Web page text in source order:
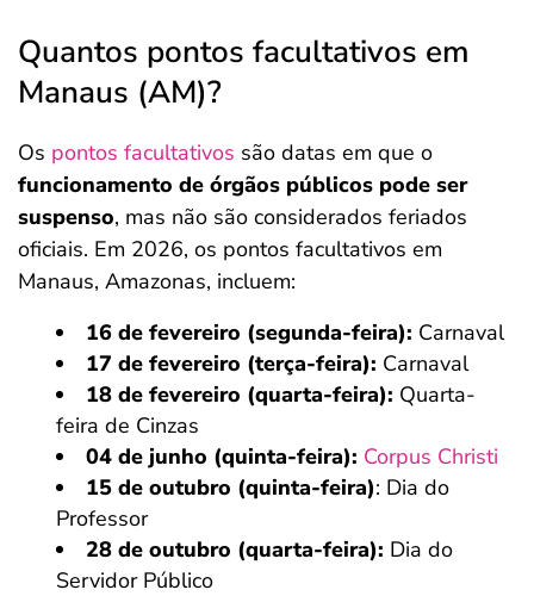
Quantos pontos facultativos em
Manaus (AM)?
Os pontos facultativos são datas em que o
funcionamento de órgãos públicos pode ser
suspenso, mas não são considerados feriados
oficiais. Em 2026, os pontos facultativos em
Manaus, Amazonas, incluem:
16 de fevereiro (segunda-feira): Carnaval
17 de fevereiro (terça-feira): Carnaval
18 de fevereiro (quarta-feira): Quarta-
feira de Cinzas
04 de junho (quinta-feira): Corpus Christi
15 de outubro (quinta-feira): Dia do
Professor
28 de outubro (quarta-feira): Dia do
Servidor Público